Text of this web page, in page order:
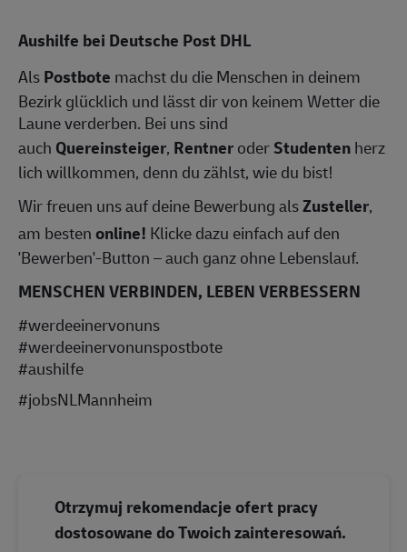
Aushilfe bei Deutsche Post DHL
AlsPostbote machst du die Menschen in deinem
Bezirk glücklich und lässt dir von keinem Wetter die
Laune verderben. Bei uns sind
auch Quereinsteiger, RentneroderStudentenherz
lich willkommen, denn du zählst, wie du bist!
Wir freuen uns auf deine Bewerbung alsZusteller,
am bestenonline! Klicke dazu einfach auf den
'Bewerben'-Button – auch ganz ohne Lebenslauf.
MENSCHEN VERBINDEN, LEBEN VERBESSERN
#werdeeinervonuns
#werdeeinervonunspostbote
#aushilfe
#jobsNLMannheim
Otrzymuj rekomendacje ofert pracy
dostosowane do Twoich zainteresowań.